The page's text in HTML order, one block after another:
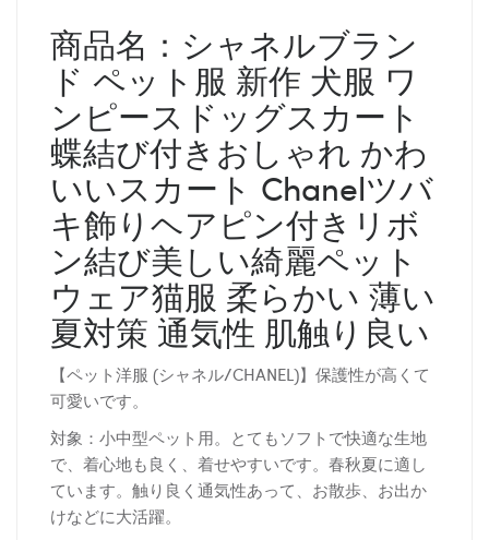
商品名：シャネルブラン
ド ペット服 新作 犬服 ワ
ンピースドッグスカート
蝶結び付きおしゃれ かわ
いいスカート Chanelツバ
キ飾りヘアピン付きリボ
ン結び美しい綺麗ペット
ウェア猫服 柔らかい 薄い
夏対策 通気性 肌触り良い
【ペット洋服 (シャネル/CHANEL)】保護性が高くて
可愛いです。
対象：小中型ペット用。とてもソフトで快適な生地
で、着心地も良く、着せやすいです。春秋夏に適し
ています。触り良く通気性あって、お散歩、お出か
けなどに大活躍。